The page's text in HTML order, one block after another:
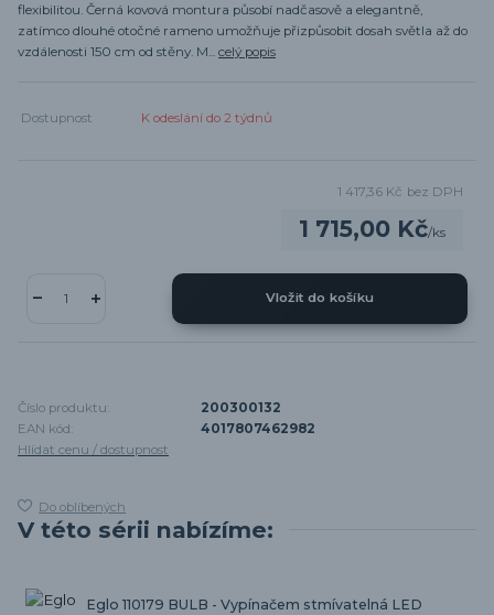
flexibilitou. Černá kovová montura působí nadčasově a elegantně,
zatímco dlouhé otočné rameno umožňuje přizpůsobit dosah světla až do
vzdálenosti 150 cm od stěny. M... celý popis
Dostupnost K odeslání do 2 týdnů
1 715,00 Kč/ks
1 417,36 Kč bez DPH
Vložit do košíku
Číslo produktu:
200300132
EAN kód:
4017807462982
Hlídat cenu / dostupnost
Do oblíbených
V této sérii nabízíme:
Eglo 110179 BULB - Vypínačem stmívatelná LED